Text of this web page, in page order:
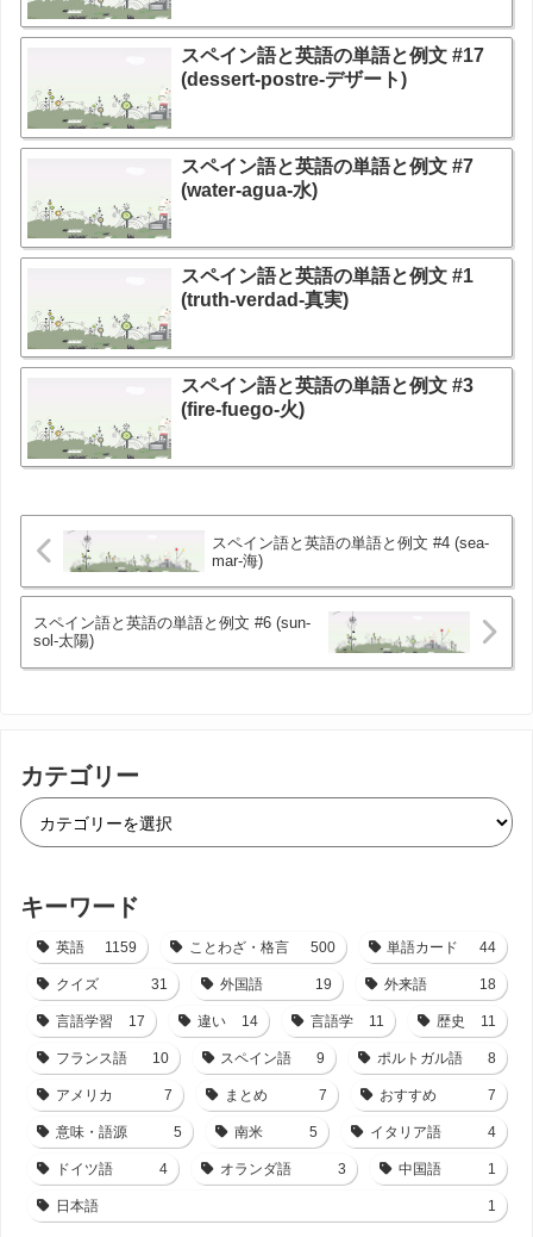
スペイン語と英語の単語と例文 #17
(dessert-postre-デザート)
スペイン語と英語の単語と例文 #7
(water-agua-水)
スペイン語と英語の単語と例文 #1
(truth-verdad-真実)
スペイン語と英語の単語と例文 #3
(fire-fuego-火)
スペイン語と英語の単語と例文 #4 (sea-
mar-海)
スペイン語と英語の単語と例文 #6 (sun-
sol-太陽)
カテゴリー
キーワード
英語 1159 ことわざ・格言 500 単語カード 44
クイズ 31 外国語 19 外来語 18
言語学習 17 違い 14 言語学 11 歴史 11
フランス語 10 スペイン語 9 ポルトガル語 8
アメリカ 7 まとめ 7 おすすめ 7
意味・語源 5 南米 5 イタリア語 4
ドイツ語 4 オランダ語 3 中国語 1
日本語 1